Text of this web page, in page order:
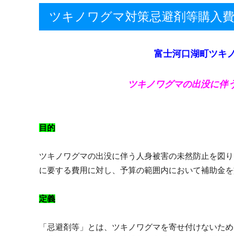
ツキノワグマ対策忌避剤等購入
富士河口湖町ツキ
ツキノワグマの出没に伴
目的
ツキノワグマの出没に伴う人身被害の未然防止を図
に要する費用に対し、予算の範囲内において補助金を
定義
「忌避剤等」とは、ツキノワグマを寄せ付けないた